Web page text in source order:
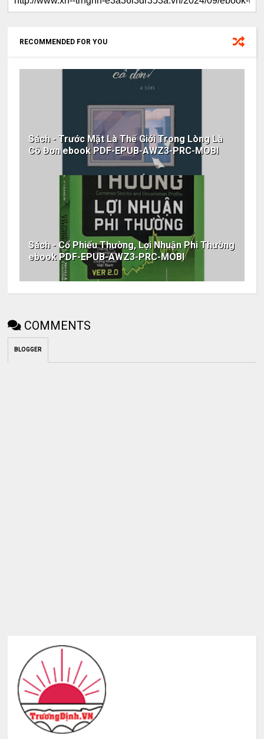
RECOMMENDED FOR YOU
Sách - Trước Mặt Là Thế Giới Trong Lòng Là
Cô Đơn ebook PDF-EPUB-AWZ3-PRC-MOBI
Sách - Cổ Phiếu Thường, Lợi Nhuận Phi Thường
ebook PDF-EPUB-AWZ3-PRC-MOBI
COMMENTS
BLOGGER